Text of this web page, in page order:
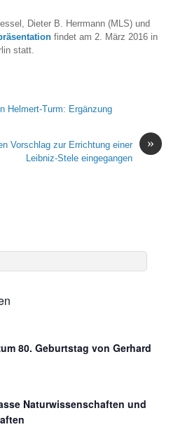
Dieter B. Herrmann (MLS) und
findet am 2. März 2016 in
statt.
Helmert-Turm: Ergänzung
»
Vorschlag zur Errichtung einer
Leibniz-Stele eingegangen
80. Geburtstag von Gerhard
Naturwissenschaften und